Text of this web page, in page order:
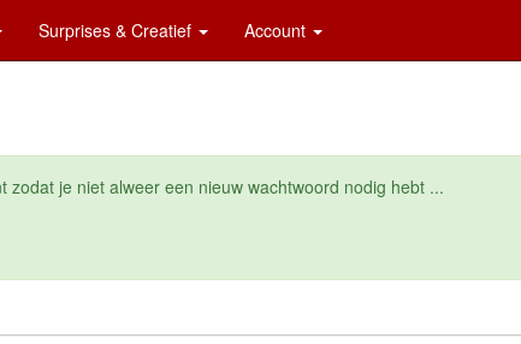
Surprises & Creatief Account
je niet alweer een nieuw wachtwoord nodig hebt ...